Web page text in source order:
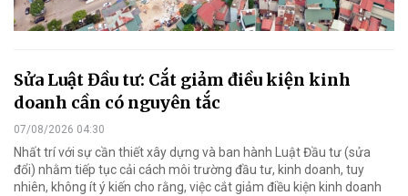
Sửa Luật Đầu tư: Cắt giảm điều kiện kinh
doanh cần có nguyên tắc
07/08/2026 04:30
Nhất trí với sự cần thiết xây dựng và ban hành Luật Đầu tư (sửa
đổi) nhằm tiếp tục cải cách môi trường đầu tư, kinh doanh, tuy
nhiên, không ít ý kiến cho rằng, việc cắt giảm điều kiện kinh doanh